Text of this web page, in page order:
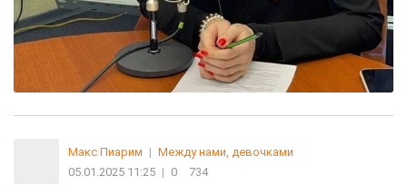
Макс Пиарим | Между нами, девочками
05.01.2025 11:25 | 0 734